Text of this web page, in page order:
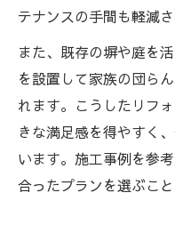
テナンスの手間も軽減さ
また、既存の塀や庭を
を設置して家族の団ら
れます。こうしたリフ
きな満足感を得やすく
います。施工事例を参
合ったプランを選ぶこと